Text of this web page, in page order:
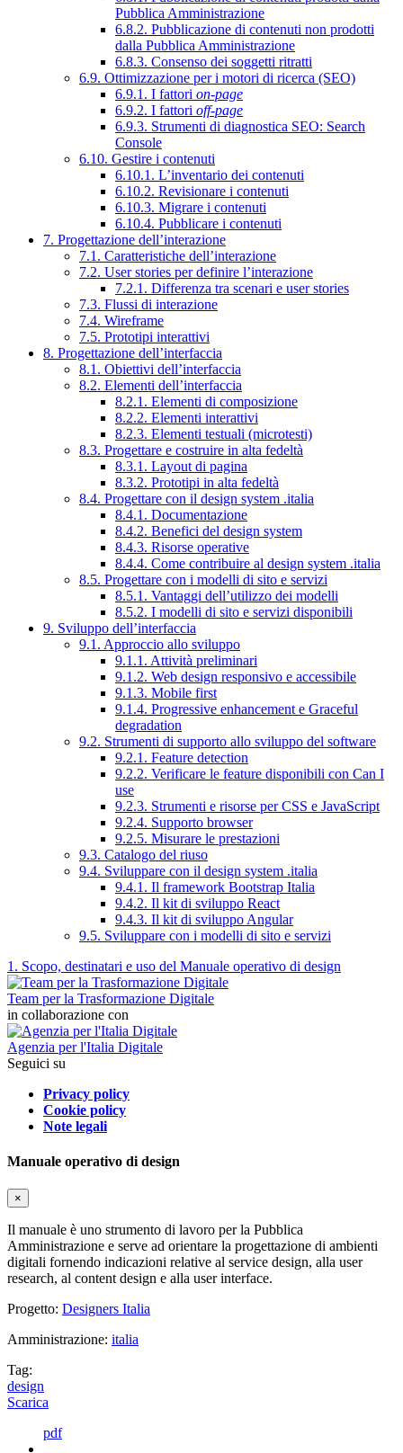
Pubblica Amministrazione
6.8.2. Pubblicazione di contenuti non prodotti
dalla Pubblica Amministrazione
6.8.3. Consenso dei soggetti ritratti
6.9. Ottimizzazione per i motori di ricerca (SEO)
6.9.1. I fattori on-page
6.9.2. I fattori off-page
6.9.3. Strumenti di diagnostica SEO: Search
Console
6.10. Gestire i contenuti
6.10.1. L’inventario dei contenuti
6.10.2. Revisionare i contenuti
6.10.3. Migrare i contenuti
6.10.4. Pubblicare i contenuti
7. Progettazione dell’interazione
7.1. Caratteristiche dell’interazione
7.2. User stories per definire l’interazione
7.2.1. Differenza tra scenari e user stories
7.3. Flussi di interazione
7.4. Wireframe
7.5. Prototipi interattivi
8. Progettazione dell’interfaccia
8.1. Obiettivi dell’interfaccia
8.2. Elementi dell’interfaccia
8.2.1. Elementi di composizione
8.2.2. Elementi interattivi
8.2.3. Elementi testuali (microtesti)
8.3. Progettare e costruire in alta fedeltà
8.3.1. Layout di pagina
8.3.2. Prototipi in alta fedeltà
8.4. Progettare con il design system .italia
8.4.1. Documentazione
8.4.2. Benefici del design system
8.4.3. Risorse operative
8.4.4. Come contribuire al design system .italia
8.5. Progettare con i modelli di sito e servizi
8.5.1. Vantaggi dell’utilizzo dei modelli
8.5.2. I modelli di sito e servizi disponibili
9. Sviluppo dell’interfaccia
9.1. Approccio allo sviluppo
9.1.1. Attività preliminari
9.1.2. Web design responsivo e accessibile
9.1.3. Mobile first
9.1.4. Progressive enhancement e Graceful
degradation
9.2. Strumenti di supporto allo sviluppo del software
9.2.1. Feature detection
9.2.2. Verificare le feature disponibili con Can I
use
9.2.3. Strumenti e risorse per CSS e JavaScript
9.2.4. Supporto browser
9.2.5. Misurare le prestazioni
9.3. Catalogo del riuso
9.4. Sviluppare con il design system .italia
9.4.1. Il framework Bootstrap Italia
9.4.2. Il kit di sviluppo React
9.4.3. Il kit di sviluppo Angular
9.5. Sviluppare con i modelli di sito e servizi
1. Scopo, destinatari e uso del Manuale operativo di design
Team per la Trasformazione Digitale
in collaborazione con
Agenzia per l'Italia Digitale
Seguici su
Privacy policy
Cookie policy
Note legali
Manuale operativo di design
×
Il manuale è uno strumento di lavoro per la Pubblica
Amministrazione e serve ad orientare la progettazione di ambienti
digitali fornendo indicazioni relative al service design, alla user
research, al content design e alla user interface.
Progetto: Designers Italia
Amministrazione: italia
Tag:
design
Scarica
pdf